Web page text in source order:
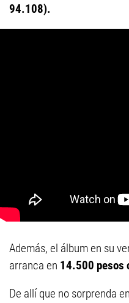
94.108).
Además, el álbum en su
arranca en 14.500 pesos
De allí que no sorprenda